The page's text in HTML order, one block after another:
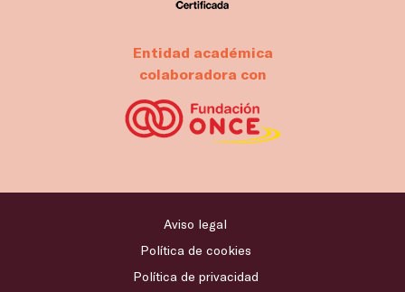
Entidad académica
colaboradora con
Aviso legal
Política de cookies
Política de privacidad